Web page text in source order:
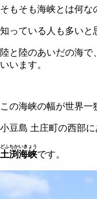
そもそも海峡とは何な
知っている人も多いと
陸と陸のあいだの海で
いいます。
この海峡の幅が世界
小豆島 土庄町の西部に
土渕海峡
どふちかいきょう
です。